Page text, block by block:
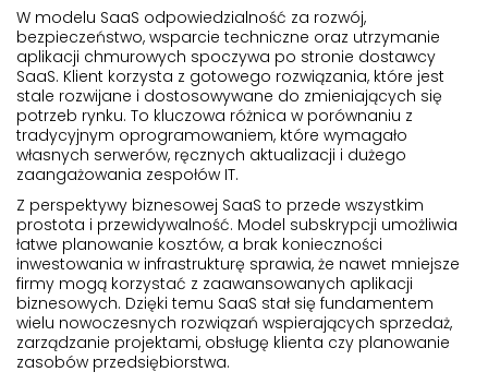
W modelu SaaS odpowiedzialność za rozwój,
bezpieczeństwo, wsparcie techniczne oraz utrzymanie
aplikacji chmurowych spoczywa po stronie dostawcy
SaaS. Klient korzysta z gotowego rozwiązania, które jest
stale rozwijane i dostosowywane do zmieniających się
potrzeb rynku. To kluczowa różnica w porównaniu z
tradycyjnym oprogramowaniem, które wymagało
własnych serwerów, ręcznych aktualizacji i dużego
zaangażowania zespołów IT.
Z perspektywy biznesowej SaaS to przede wszystkim
prostota i przewidywalność. Model subskrypcji umożliwia
łatwe planowanie kosztów, a brak konieczności
inwestowania w infrastrukturę sprawia, że nawet mniejsze
firmy mogą korzystać z zaawansowanych aplikacji
biznesowych. Dzięki temu SaaS stał się fundamentem
wielu nowoczesnych rozwiązań wspierających sprzedaż,
zarządzanie projektami, obsługę klienta czy planowanie
zasobów przedsiębiorstwa.